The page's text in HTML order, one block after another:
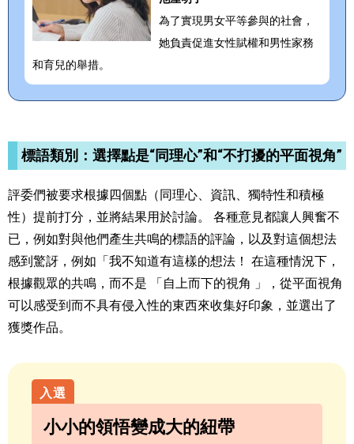
為了實現男女平等參與的社會，
她負責促進女性賦權和男性家務
和育兒的舉措。
標語類別：選擇點是“同理心”和“不打擾的平面視角”
評委們被要求根據四個點（同理心、資訊、獨特性和積極
性）提前打分，並將結果用於討論。 各種意見都讓人興奮不
已，例如對與他們產生共鳴的標語的評論，以及對這個想法
感到驚訝，例如「我不知道有這樣的想法！ 在這種情況下，
根據觀眾的共鳴，而不是 「自上而下的視角 」，從平面視角
可以感受到而不具有侵入性的東西來收集好印象，並選出了
獲獎作品。
小小的領悟變成大的紐帶